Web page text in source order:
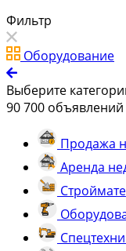
Фильтр
Оборудование
Выберите
90 700 объявлений
Продажа
Аренда